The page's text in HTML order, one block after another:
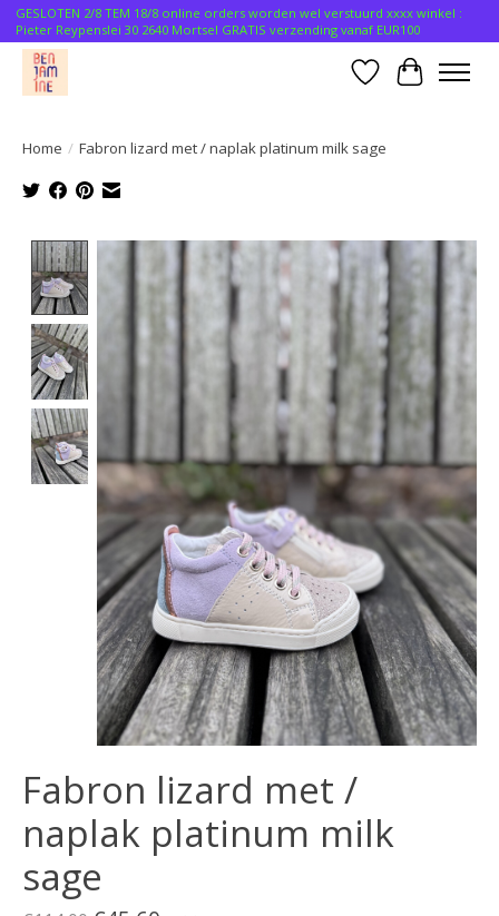
GESLOTEN 2/8 TEM 18/8 online orders worden wel verstuurd xxxx winkel :
Pieter Reypenslei 30 2640 Mortsel GRATIS verzending vanaf EUR100
Verlanglijst
Home / Fabron lizard met / naplak platinum milk sage
Product image slideshow Items
Fabron lizard met /
naplak platinum milk
sage